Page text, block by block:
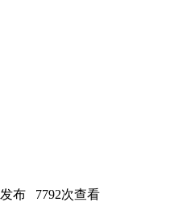
布 7792次查看